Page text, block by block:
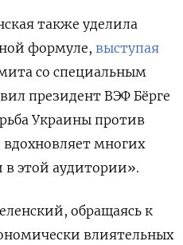
также уделила
формуле, выступая
со специальным
президент ВЭФ Бёрге
Украины против
многих
этой аудитории».
обращаясь к
влиятельных